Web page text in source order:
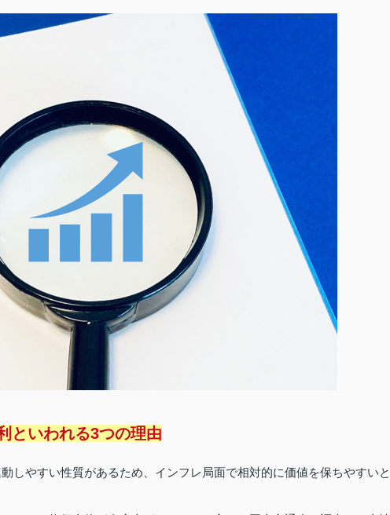
といわれる3つの理由
しやすい性質があるため、インフレ局面で相対的に価値を保ちやすいと